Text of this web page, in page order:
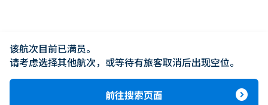
该航次目前已满员。
请考虑选择其他航次，或等待有旅客取消后出现空位。
前往搜索页面 expand_circle_right